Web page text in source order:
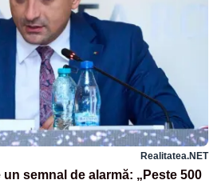
Realitatea.NET
semnal de alarmă: „Peste 500